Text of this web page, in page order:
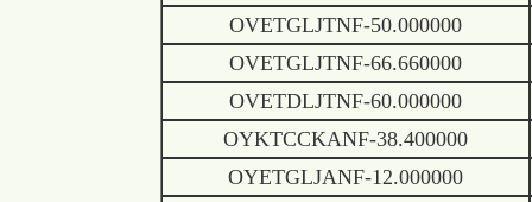
OVETGLJTNF-50.000000
OVETGLJTNF-66.660000
OVETDLJTNF-60.000000
OYKTCCKANF-38.400000
OYETGLJANF-12.000000